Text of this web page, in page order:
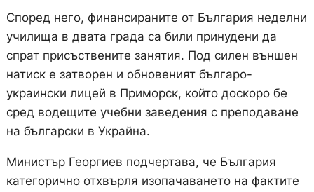
Според него, финансираните от България неделни
училища в двата града са били принудени да
спрат присъствените занятия. Под силен външен
натиск е затворен и обновеният българо-
украински лицей в Приморск, който доскоро бе
сред водещите учебни заведения с преподаване
на български в Украйна.
Министър Георгиев подчертава, че България
категорично отхвърля изопачаването на фактите